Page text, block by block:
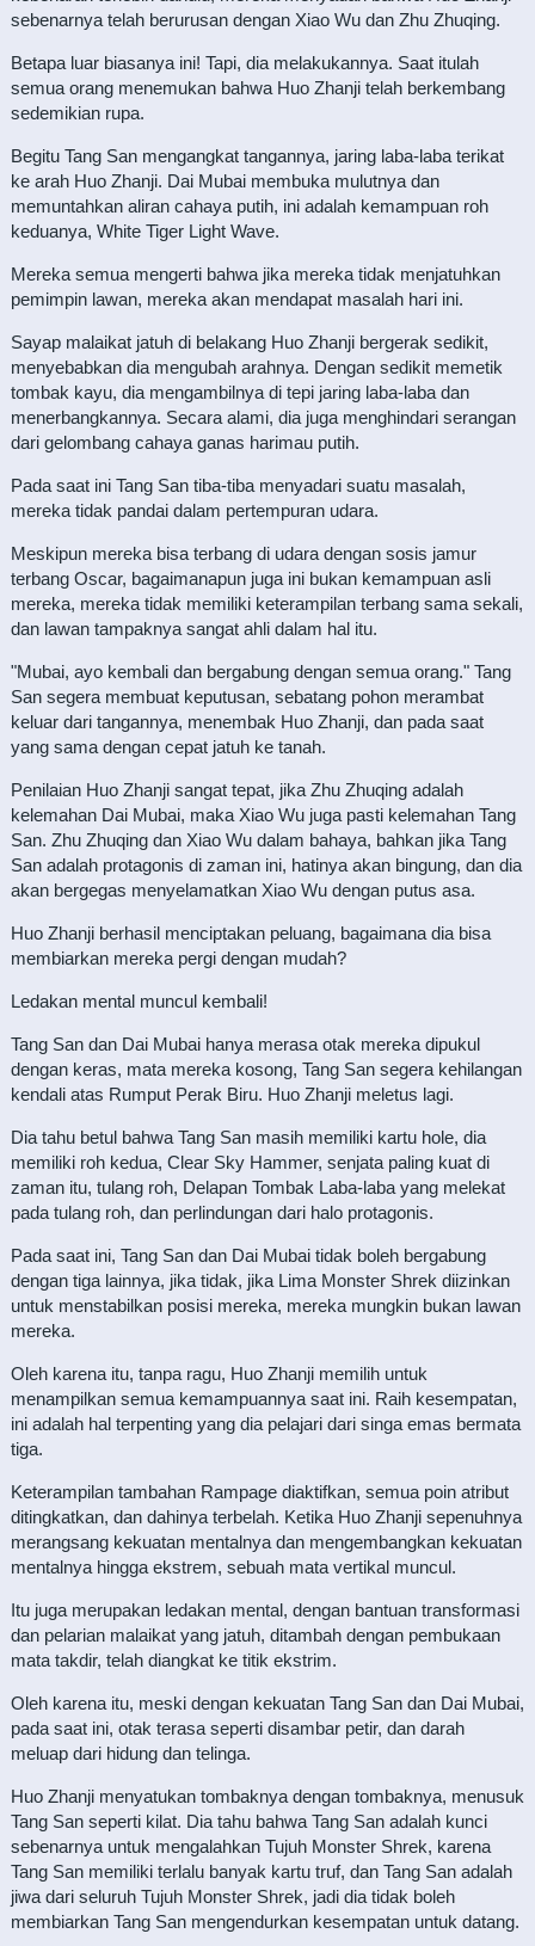
sebenarnya telah berurusan dengan Xiao Wu dan Zhu Zhuqing.
Betapa luar biasanya ini! Tapi, dia melakukannya. Saat itulah
semua orang menemukan bahwa Huo Zhanji telah berkembang
sedemikian rupa.
Begitu Tang San mengangkat tangannya, jaring laba-laba terikat
ke arah Huo Zhanji. Dai Mubai membuka mulutnya dan
memuntahkan aliran cahaya putih, ini adalah kemampuan roh
keduanya, White Tiger Light Wave.
Mereka semua mengerti bahwa jika mereka tidak menjatuhkan
pemimpin lawan, mereka akan mendapat masalah hari ini.
Sayap malaikat jatuh di belakang Huo Zhanji bergerak sedikit,
menyebabkan dia mengubah arahnya. Dengan sedikit memetik
tombak kayu, dia mengambilnya di tepi jaring laba-laba dan
menerbangkannya. Secara alami, dia juga menghindari serangan
dari gelombang cahaya ganas harimau putih.
Pada saat ini Tang San tiba-tiba menyadari suatu masalah,
mereka tidak pandai dalam pertempuran udara.
Meskipun mereka bisa terbang di udara dengan sosis jamur
terbang Oscar, bagaimanapun juga ini bukan kemampuan asli
mereka, mereka tidak memiliki keterampilan terbang sama sekali,
dan lawan tampaknya sangat ahli dalam hal itu.
"Mubai, ayo kembali dan bergabung dengan semua orang." Tang
San segera membuat keputusan, sebatang pohon merambat
keluar dari tangannya, menembak Huo Zhanji, dan pada saat
yang sama dengan cepat jatuh ke tanah.
Penilaian Huo Zhanji sangat tepat, jika Zhu Zhuqing adalah
kelemahan Dai Mubai, maka Xiao Wu juga pasti kelemahan Tang
San. Zhu Zhuqing dan Xiao Wu dalam bahaya, bahkan jika Tang
San adalah protagonis di zaman ini, hatinya akan bingung, dan dia
akan bergegas menyelamatkan Xiao Wu dengan putus asa.
Huo Zhanji berhasil menciptakan peluang, bagaimana dia bisa
membiarkan mereka pergi dengan mudah?
Ledakan mental muncul kembali!
Tang San dan Dai Mubai hanya merasa otak mereka dipukul
dengan keras, mata mereka kosong, Tang San segera kehilangan
kendali atas Rumput Perak Biru. Huo Zhanji meletus lagi.
Dia tahu betul bahwa Tang San masih memiliki kartu hole, dia
memiliki roh kedua, Clear Sky Hammer, senjata paling kuat di
zaman itu, tulang roh, Delapan Tombak Laba-laba yang melekat
pada tulang roh, dan perlindungan dari halo protagonis.
Pada saat ini, Tang San dan Dai Mubai tidak boleh bergabung
dengan tiga lainnya, jika tidak, jika Lima Monster Shrek diizinkan
untuk menstabilkan posisi mereka, mereka mungkin bukan lawan
mereka.
Oleh karena itu, tanpa ragu, Huo Zhanji memilih untuk
menampilkan semua kemampuannya saat ini. Raih kesempatan,
ini adalah hal terpenting yang dia pelajari dari singa emas bermata
tiga.
Keterampilan tambahan Rampage diaktifkan, semua poin atribut
ditingkatkan, dan dahinya terbelah. Ketika Huo Zhanji sepenuhnya
merangsang kekuatan mentalnya dan mengembangkan kekuatan
mentalnya hingga ekstrem, sebuah mata vertikal muncul.
Itu juga merupakan ledakan mental, dengan bantuan transformasi
dan pelarian malaikat yang jatuh, ditambah dengan pembukaan
mata takdir, telah diangkat ke titik ekstrim.
Oleh karena itu, meski dengan kekuatan Tang San dan Dai Mubai,
pada saat ini, otak terasa seperti disambar petir, dan darah
meluap dari hidung dan telinga.
Huo Zhanji menyatukan tombaknya dengan tombaknya, menusuk
Tang San seperti kilat. Dia tahu bahwa Tang San adalah kunci
sebenarnya untuk mengalahkan Tujuh Monster Shrek, karena
Tang San memiliki terlalu banyak kartu truf, dan Tang San adalah
jiwa dari seluruh Tujuh Monster Shrek, jadi dia tidak boleh
membiarkan Tang San mengendurkan kesempatan untuk datang.